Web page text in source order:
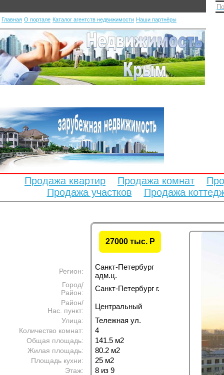
Главная О портале Каталог агентств недвижимости Наши партнёры
Продажа квартир Продажа комнат
Продажа участков
Продажа
27000 тыс. P
Регион:
Санкт-Петербург
адм.ц.
Город/
Район:
Санкт-Петербург г.
Район/
Нас. пункт:
Центральный
Улица: Тележная ул.
Количество комнат: 4
Общая площадь: 141.5 м2
Жилая площадь: 80.2 м2
Площадь кухни: 25 м2
Этаж: 8 из 9